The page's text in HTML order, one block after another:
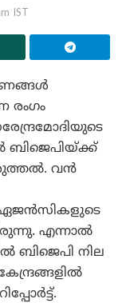
IST
രംഗം
ബിജെപിയ്ക്ക്
വന്‍
ഏജന്‍സികളുടെ
എന്നാല്‍
ബിജെപി നില